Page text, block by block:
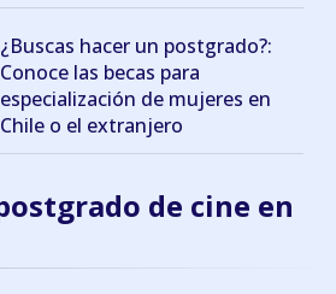
¿Buscas hacer un postgrado?:
Conoce las becas para
especialización de mujeres en
Chile o el extranjero
de cine en